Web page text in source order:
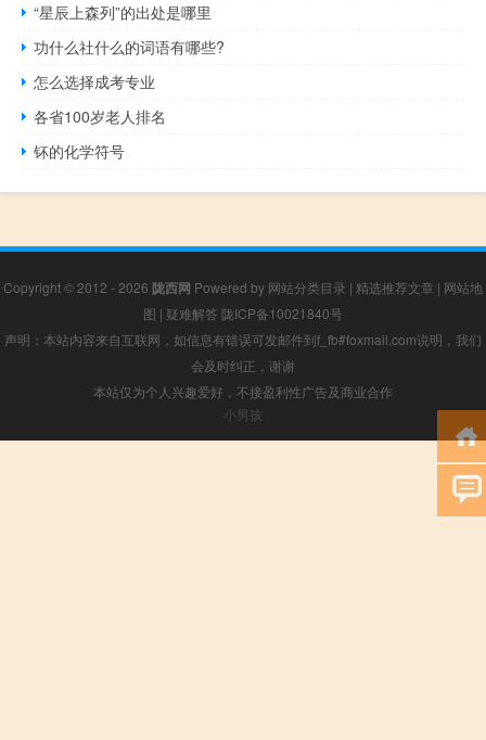
“星辰上森列”的出处是哪里
功什么社什么的词语有哪些?
怎么选择成考专业
各省100岁老人排名
钚的化学符号
Copyright © 2012 - 2026 陇西网 Powered by 网站分类目录 | 精选推荐文章 | 网站地
图 | 疑难解答 陇ICP备10021840号
声明：本站内容来自互联网，如信息有错误可发邮件到f_fb#foxmail.com说明，我们
会及时纠正，谢谢
本站仅为个人兴趣爱好，不接盈利性广告及商业合作
小男孩